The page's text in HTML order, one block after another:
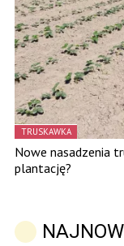
TRUSKAWKA
Nowe nasadzenia
plantację?